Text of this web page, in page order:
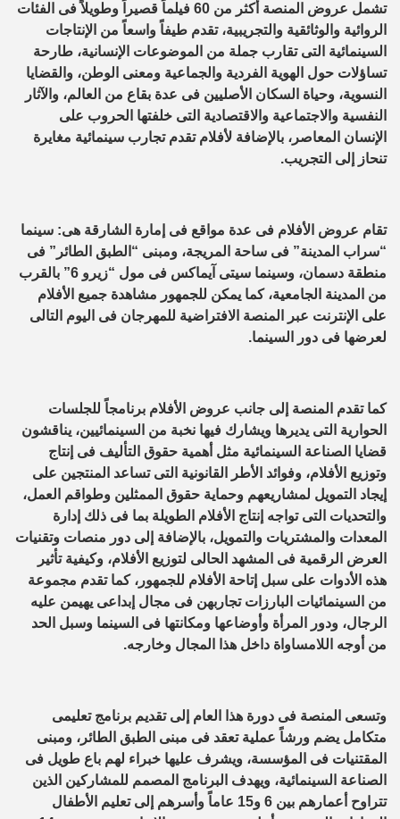
تشمل عروض المنصة أكثر من 60 فيلماً قصيراً وطويلاً فى الفئات
الروائية والوثائقية والتجريبية، تقدم طيفاً واسعاً من الإنتاجات
السينمائية التى تقارب جملة من الموضوعات الإنسانية، طارحة
تساؤلات حول الهوية الفردية والجماعية ومعنى الوطن، والقضايا
النسوية، وحياة السكان الأصليين فى عدة بقاع من العالم، والآثار
النفسية والاجتماعية والاقتصادية التى خلفتها الحروب على
الإنسان المعاصر، بالإضافة لأفلام تقدم تجارب سينمائية مغايرة
تنحاز إلى التجريب.
تقام عروض الأفلام فى عدة مواقع فى إمارة الشارقة هى: سينما
“سراب المدينة” فى ساحة المريجة، ومبنى “الطبق الطائر” فى
منطقة دسمان، وسينما سيتى آيماكس فى مول “زيرو 6” بالقرب
من المدينة الجامعية، كما يمكن للجمهور مشاهدة جميع الأفلام
على الإنترنت عبر المنصة الافتراضية للمهرجان فى اليوم التالى
لعرضها فى دور السينما.
كما تقدم المنصة إلى جانب عروض الأفلام برنامجاً للجلسات
الحوارية التى يديرها ويشارك فيها نخبة من السينمائيين، يناقشون
قضايا الصناعة السينمائية مثل أهمية حقوق التأليف فى إنتاج
وتوزيع الأفلام، وفوائد الأطر القانونية التى تساعد المنتجين على
إيجاد التمويل لمشاريعهم وحماية حقوق الممثلين وطواقم العمل،
والتحديات التى تواجه إنتاج الأفلام الطويلة بما فى ذلك إدارة
المعدات والمشتريات والتمويل، بالإضافة إلى دور منصات وتقنيات
العرض الرقمية فى المشهد الحالى لتوزيع الأفلام، وكيفية تأثير
هذه الأدوات على سبل إتاحة الأفلام للجمهور، كما تقدم مجموعة
من السينمائيات البارزات تجاربهن فى مجال إبداعى يهيمن عليه
الرجال، ودور المرأة وأوضاعها ومكانتها فى السينما وسبل الحد
من أوجه اللامساواة داخل هذا المجال وخارجه.
وتسعى المنصة فى دورة هذا العام إلى تقديم برنامج تعليمى
متكامل يضم ورشاً عملية تعقد فى مبنى الطبق الطائر، ومبنى
المقتنيات فى المؤسسة، ويشرف عليها خبراء لهم باع طويل فى
الصناعة السينمائية، ويهدف البرنامج المصمم للمشاركين الذين
تتراوح أعمارهم بين 6 و15 عاماً وأسرهم إلى تعليم الأطفال